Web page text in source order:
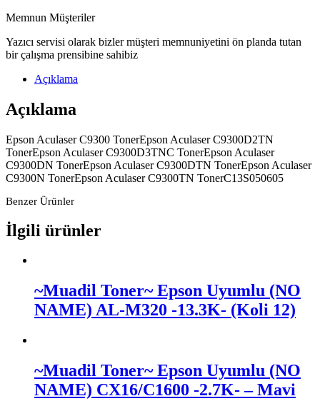
Memnun Müşteriler
Yazıcı servisi olarak bizler müşteri memnuniyetini ön planda tutan
bir çalışma prensibine sahibiz
Açıklama
Açıklama
Epson Aculaser C9300 TonerEpson Aculaser C9300D2TN
TonerEpson Aculaser C9300D3TNC TonerEpson Aculaser
C9300DN TonerEpson Aculaser C9300DTN TonerEpson Aculaser
C9300N TonerEpson Aculaser C9300TN TonerC13S050605
Benzer Ürünler
İlgili ürünler
~Muadil Toner~ Epson Uyumlu (NO
NAME) AL-M320 -13.3K- (Koli 12)
~Muadil Toner~ Epson Uyumlu (NO
NAME) CX16/C1600 -2.7K- – Mavi